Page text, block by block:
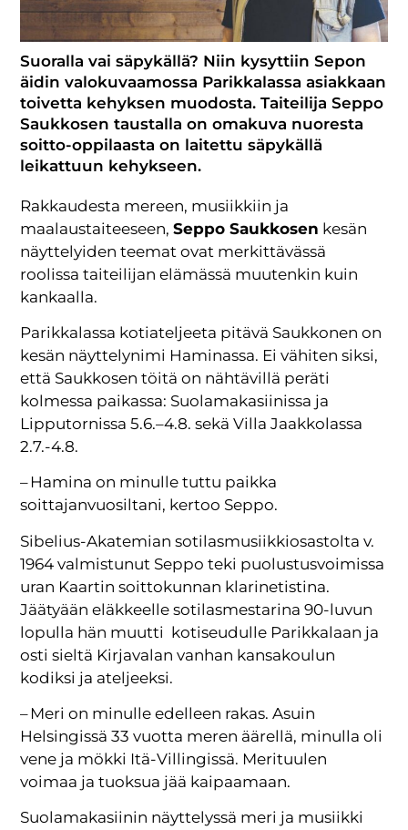
Suoralla vai säpykällä? Niin kysyttiin Sepon
äidin valokuvaamossa Parikkalassa asiakkaan
toivetta kehyksen muodosta. Taiteilija Seppo
Saukkosen taustalla on omakuva nuoresta
soitto-oppilaasta on laitettu säpykällä
leikattuun kehykseen.
Rakkaudesta mereen, musiikkiin ja
maalaustaiteeseen,Seppo Saukkosen kesän
näyttelyiden teemat ovat merkittävässä
roolissa taiteilijan elämässä muutenkin kuin
kankaalla.
Parikkalassa kotiateljeeta pitävä Saukkonen on
kesän näyttelynimi Haminassa. Ei vähiten siksi,
että Saukkosen töitä on nähtävillä peräti
kolmessa paikassa: Suolamakasiinissa ja
Lipputornissa 5.6.–4.8. sekä Villa Jaakkolassa
2.7.-4.8.
– Hamina on minulle tuttu paikka
soittajanvuosiltani, kertoo Seppo.
Sibelius-Akatemian sotilasmusiikkiosastolta v.
1964 valmistunut Seppo teki puolustusvoimissa
uran Kaartin soittokunnan klarinetistina.
Jäätyään eläkkeelle sotilasmestarina 90-luvun
lopulla hän muutti kotiseudulle Parikkalaan ja
osti sieltä Kirjavalan vanhan kansakoulun
kodiksi ja ateljeeksi.
– Meri on minulle edelleen rakas. Asuin
Helsingissä 33 vuotta meren äärellä, minulla oli
vene ja mökki Itä-Villingissä. Merituulen
voimaa ja tuoksua jää kaipaamaan.
Suolamakasiinin näyttelyssä meri ja musiikki